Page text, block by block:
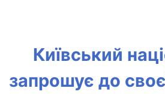
Київський
запрошує до